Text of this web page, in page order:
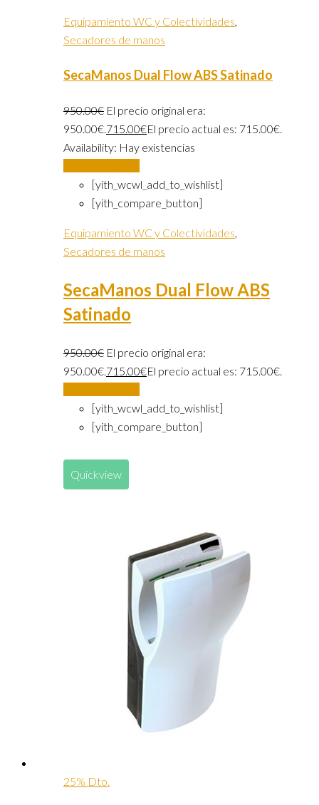
Equipamiento WC y Colectividades,
Secadores de manos
SecaManos Dual Flow ABS Satinado
950.00€ El precio original era:
950.00€.715.00€El precio actual es: 715.00€.
Availability: Hay existencias
[yith_wcwl_add_to_wishlist]
[yith_compare_button]
Equipamiento WC y Colectividades,
Secadores de manos
SecaManos Dual Flow ABS
Satinado
950.00€ El precio original era:
950.00€.715.00€El precio actual es: 715.00€.
[yith_wcwl_add_to_wishlist]
[yith_compare_button]
Quickview
25% Dto.